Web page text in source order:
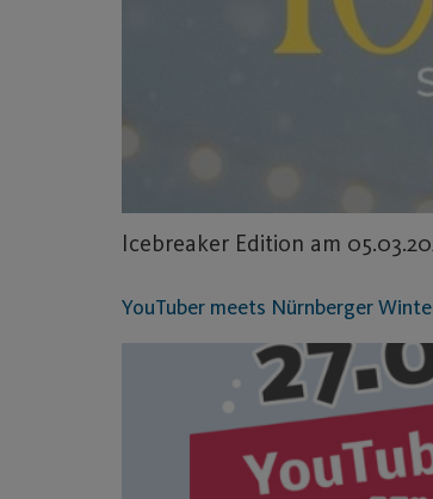
Icebreaker Edition am
YouTuber meets Nürnberger